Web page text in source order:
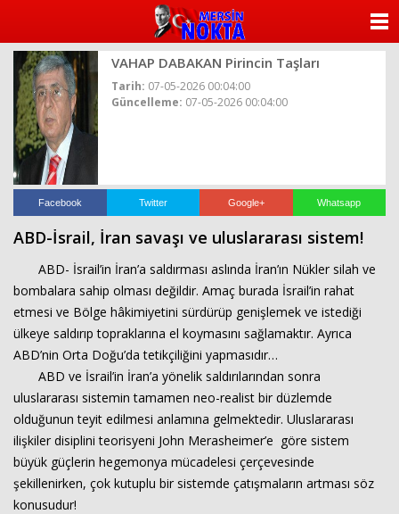
VAHAP DABAKAN Pirincin Taşları
Tarih: 07-05-2026 00:04:00
Güncelleme: 07-05-2026 00:04:00
Facebook Twitter Google+ Whatsapp
ABD-İsrail, İran savaşı ve uluslararası sistem!
ABD- İsrail’in İran’a saldırması aslında İran’ın Nükler silah ve
bombalara sahip olması değildir. Amaç burada İsrail’in rahat
etmesi ve Bölge hâkimiyetini sürdürüp genişlemek ve istediği
ülkeye saldırıp topraklarına el koymasını sağlamaktır. Ayrıca
ABD’nin Orta Doğu’da tetikçiliğini yapmasıdır…
ABD ve İsrail’in İran’a yönelik saldırılarından sonra
uluslararası sistemin tamamen neo-realist bir düzlemde
olduğunun teyit edilmesi anlamına gelmektedir. Uluslararası
ilişkiler disiplini teorisyeni John Merasheimer’e göre sistem
büyük güçlerin hegemonya mücadelesi çerçevesinde
şekillenirken, çok kutuplu bir sistemde çatışmaların artması söz
konusudur!
KATEGORİLER
YAZARLAR
VİDEO GALERİ
KÜNYE
İLETİŞİM